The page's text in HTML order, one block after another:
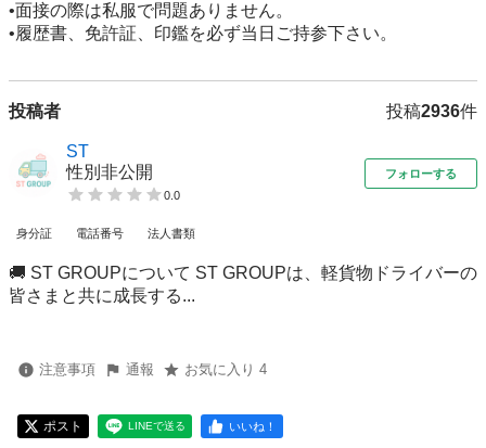
•面接の際は私服で問題ありません。
•履歴書、免許証、印鑑を必ず当日ご持参下さい。
投稿者 投稿2936件
ST
性別非公開
0.0
フォローする
身分証 電話番号 法人書類
🚚 ST GROUPについて ST GROUPは、軽貨物ドライバーの
皆さまと共に成長する...
注意事項 通報 お気に入り 4
ポスト LINEで送る いいね！